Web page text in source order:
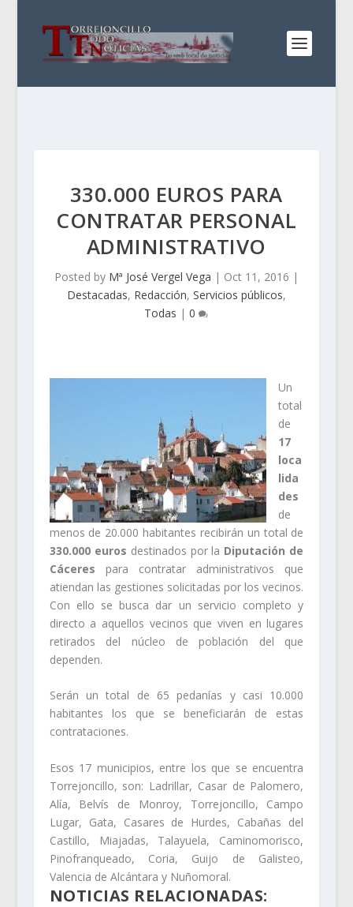
330.000 EUROS PARA
CONTRATAR PERSONAL
ADMINISTRATIVO
Posted by Mª José Vergel Vega | Oct 11, 2016 |
Destacadas, Redacción, Servicios públicos,
Todas |0
Un
total
de
17
loca
lida
des
de
menos de 20.000 habitantes recibirán un total de
330.000 euros destinados por la Diputación de
Cáceres para contratar administrativos que
atiendan las gestiones solicitadas por los vecinos.
Con ello se busca dar un servicio completo y
directo a aquellos vecinos que viven en lugares
retirados del núcleo de población del que
dependen.
Serán un total de 65 pedanías y casi 10.000
habitantes los que se beneficiarán de estas
contrataciones.
Esos 17 municipios, entre los que se encuentra
Torrejoncillo, son: Ladrillar, Casar de Palomero,
Alía, Belvís de Monroy, Torrejoncillo, Campo
Lugar, Gata, Casares de Hurdes, Cabañas del
Castillo, Miajadas, Talayuela, Caminomorisco,
Pinofranqueado, Coria, Guijo de Galisteo,
Valencia de Alcántara y Nuñomoral.
NOTICIAS RELACIONADAS: